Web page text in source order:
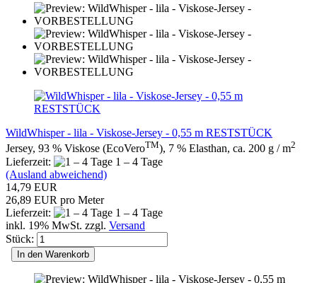
WildWhisper - lila - Viskose-Jersey - 0,55 m RESTSTÜCK
Jersey, 93 % Viskose (EcoVeroTM), 7 % Elasthan, ca. 200 g / m2
Lieferzeit:
1 – 4 Tage
(Ausland abweichend)
14,79 EUR
26,89 EUR pro Meter
Lieferzeit:
1 – 4 Tage
inkl. 19% MwSt. zzgl. Versand
Stück:
In den Warenkorb